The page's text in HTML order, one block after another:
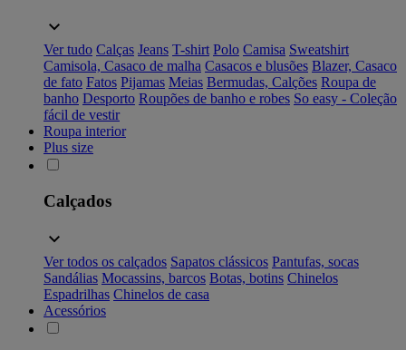
Ver tudo Calças Jeans T-shirt Polo Camisa Sweatshirt
Camisola, Casaco de malha Casacos e blusões Blazer, Casaco
de fato Fatos Pijamas Meias Bermudas, Calções Roupa de
banho Desporto Roupões de banho e robes So easy - Coleção
fácil de vestir
Roupa interior
Plus size
Calçados
Ver todos os calçados Sapatos clássicos Pantufas, socas
Sandálias Mocassins, barcos Botas, botins Chinelos
Espadrilhas Chinelos de casa
Acessórios